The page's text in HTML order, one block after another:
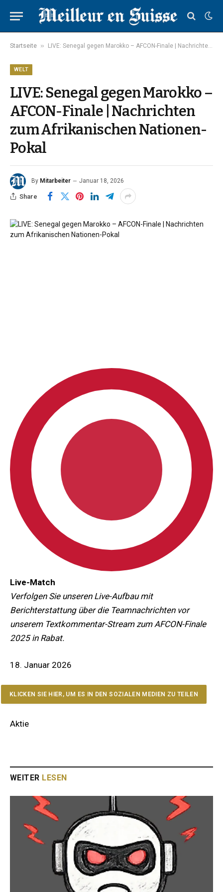
Startseite » LIVE: Senegal gegen Marokko – AFCON-Finale | Nachrichten zum Afrikanischen Nationen-Pokal
WELT
LIVE: Senegal gegen Marokko –
AFCON-Finale | Nachrichten
zum Afrikanischen Nationen-
Pokal
By Mitarbeiter Januar 18, 2026
Share
Live-Match
Verfolgen Sie unseren Live-Aufbau mit
Berichterstattung über die Teamnachrichten vor
unserem Textkommentar-Stream zum AFCON-Finale
2025 in Rabat.
18. Januar 2026
KLICKEN SIE HIER, UM ES IN DEN SOZIALEN MEDIEN ZU TEILEN
Aktie
WEITER LESEN